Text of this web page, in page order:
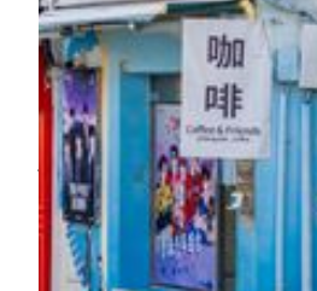
My Moments in a
Cityscape
Step beyond MGM and into a
journey. Accompanied by a
in a private limousine, discover
refined pace. Choose from three
the city's many facets—from the
historic quarters and the
Cotai, to the serene landscapes